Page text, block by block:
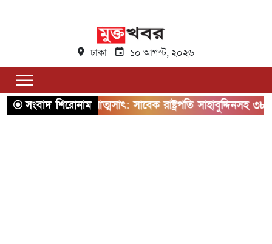
ঢাকা ১০ আগস্ট, ২০২৬
সংবাদ শিরোনাম
অর্থ আত্মসাৎ: সাবেক রাষ্ট্রপতি সাহাবুদ্দিনসহ ৩৮